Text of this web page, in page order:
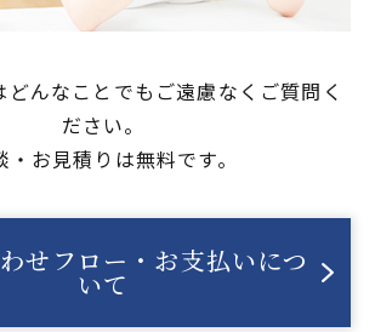
んなことでもご遠慮なくご質問く
ださい。
・お見積りは無料です。
せフロー・お支払いにつ
いて